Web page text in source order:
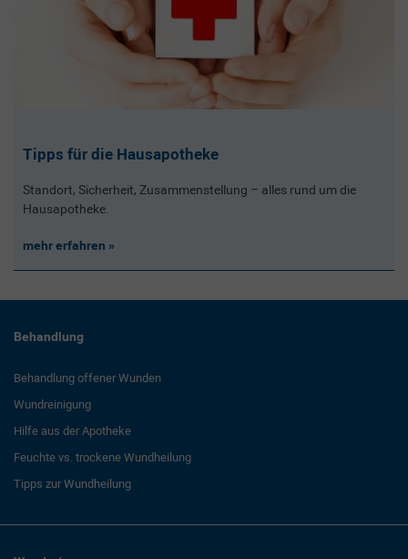
Tipps für die Hausapotheke
Standort, Sicherheit, Zusammenstellung – alles rund um die
Hausapotheke.
mehr erfahren
Behandlung
Behandlung offener Wunden
Wundreinigung
Hilfe aus der Apotheke
Feuchte vs. trockene Wundheilung
Tipps zur Wundheilung